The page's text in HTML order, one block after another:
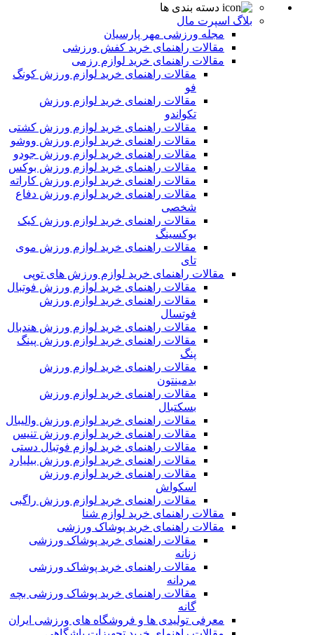
دسته بندی ها
بلاگ اسپرت مال
مجله ورزشی مهر پارسیان
مقالات راهنمای خرید کفش ورزشی
مقالات راهنمای خرید لوازم رزمی
مقالات راهنمای خرید لوازم ورزش کونگ
فو
مقالات راهنمای خرید لوازم ورزش
تکواندو
مقالات راهنمای خرید لوازم ورزش کشتی
مقالات راهنمای خرید لوازم ورزش ووشو
مقالات راهنمای خرید لوازم ورزش جودو
مقالات راهنمای خرید لوازم ورزش بوکس
مقالات راهنمای خرید لوازم ورزش کاراته
مقالات راهنمای خرید لوازم ورزش دفاع
شخصی
مقالات راهنمای خرید لوازم ورزش کیک
بوکسینگ
مقالات راهنمای خرید لوازم ورزش موی
تای
مقالات راهنمای خرید لوازم ورزش های توپی
مقالات راهنمای خرید لوازم ورزش فوتبال
مقالات راهنمای خرید لوازم ورزش
فوتسال
مقالات راهنمای خرید لوازم ورزش هندبال
مقالات راهنمای خرید لوازم ورزش پینگ
پنگ
مقالات راهنمای خرید لوازم ورزش
بدمینتون
مقالات راهنمای خرید لوازم ورزش
بسکتبال
مقالات راهنمای خرید لوازم ورزش والیبال
مقالات راهنمای خرید لوازم ورزش تنیس
مقالات راهنمای خرید لوازم فوتبال دستی
مقالات راهنمای خرید لوازم ورزش بیلیارد
مقالات راهنمای خرید لوازم ورزش
اسکواش
مقالات راهنمای خرید لوازم ورزش راگبی
مقالات راهنمای خرید لوازم شنا
مقالات راهنمای خرید پوشاک ورزشی
مقالات راهنمای خرید پوشاک ورزشی
زنانه
مقالات راهنمای خرید پوشاک ورزشی
مردانه
مقالات راهنمای خرید پوشاک ورزشی بچه
گانه
معرفی تولیدی ها و فروشگاه های ورزشی ایران